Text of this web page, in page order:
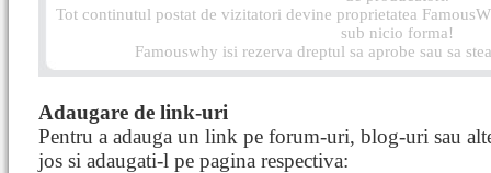
Tot continutul postat de vizitatori devine proprietatea
sub nicio forma!
Famouswhy isi rezerva dreptul sa aprobe sau sa
Adaugare de link-uri
Pentru a adauga un link pe forum-uri, blog-uri sau
jos si adaugati-l pe pagina respectiva: